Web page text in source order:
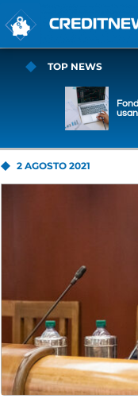
TOP NEWS
2 AGOSTO 2021